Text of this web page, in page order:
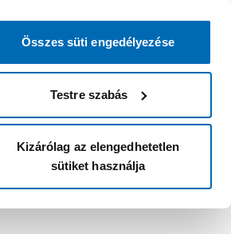
Összes süti engedélyezése
Testre szabás
Kizárólag az elengedhetetlen
sütiket használja